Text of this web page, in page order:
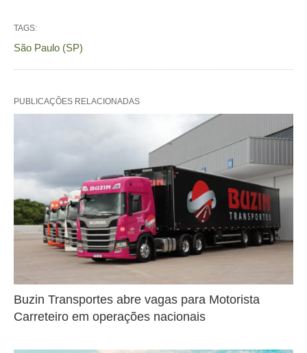
TAGS:
São Paulo (SP)
PUBLICAÇÕES RELACIONADAS
Buzin Transportes abre vagas para Motorista
Carreteiro em operações nacionais